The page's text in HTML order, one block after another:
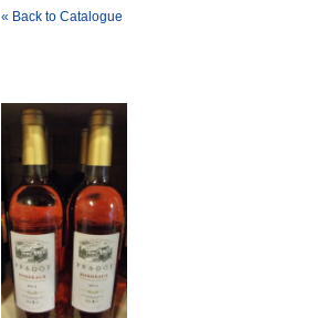
« Back to Catalogue